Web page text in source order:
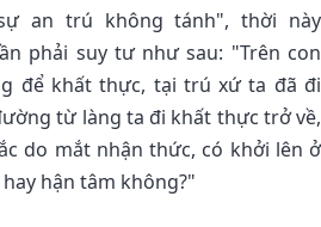
an trú không tánh", thời này
phải suy tư như sau: "Trên con
để khất thực, tại trú xứ ta đã đi
từ làng ta đi khất thực trở về,
do mắt nhận thức, có khởi lên ở
hận tâm không?"